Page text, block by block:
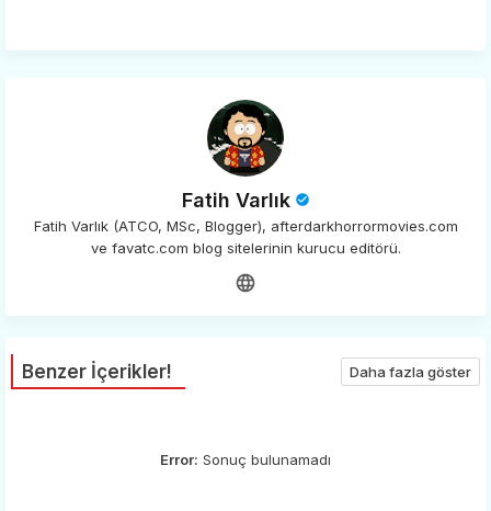
Fatih Varlık
Fatih Varlık (ATCO, MSc, Blogger), afterdarkhorrormovies.com
ve favatc.com blog sitelerinin kurucu editörü.
Benzer İçerikler! Daha fazla göster
Error: Sonuç bulunamadı